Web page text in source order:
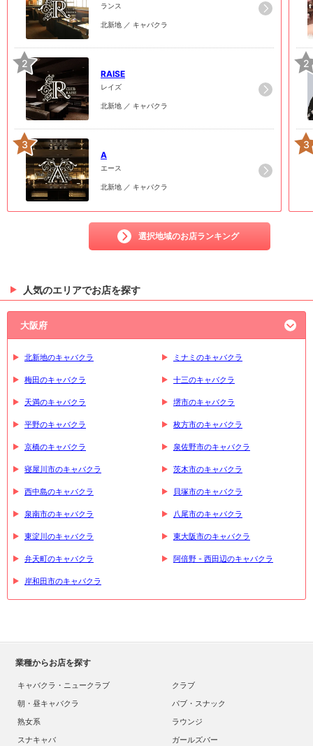
ランス
北新地 ／ キャバクラ
2
RAISE
レイズ
北新地 ／ キャバクラ
3
A
エース
北新地 ／ キャバクラ
選択地域のお店ランキング
2
3
人気のエリアでお店を探す
大阪府
北新地のキャバクラ ミナミのキャバクラ
梅田のキャバクラ 十三のキャバクラ
天満のキャバクラ 堺市のキャバクラ
平野のキャバクラ 枚方市のキャバクラ
京橋のキャバクラ 泉佐野市のキャバクラ
寝屋川市のキャバクラ 茨木市のキャバクラ
西中島のキャバクラ 貝塚市のキャバクラ
泉南市のキャバクラ 八尾市のキャバクラ
東淀川のキャバクラ 東大阪市のキャバクラ
弁天町のキャバクラ 阿倍野 - 西田辺のキャバクラ
岸和田市のキャバクラ
業種からお店を探す
キャバクラ・ニュークラブ
クラブ
朝・昼キャバクラ
パブ・スナック
熟女系
ラウンジ
スナキャバ
ガールズバー